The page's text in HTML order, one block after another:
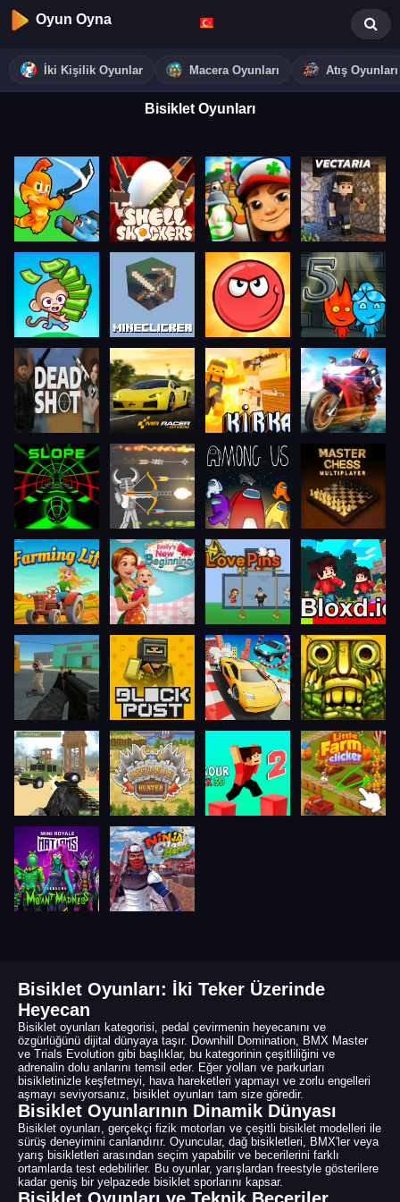
Oyun Oyna
İki Kişilik Oyunlar Macera Oyunları Atış Oyunları
Bisiklet Oyunları
Bisiklet Oyunları: İki Teker Üzerinde
Heyecan
Bisiklet oyunları kategorisi, pedal çevirmenin heyecanını ve
özgürlüğünü dijital dünyaya taşır. Downhill Domination, BMX Master
ve Trials Evolution gibi başlıklar, bu kategorinin çeşitliliğini ve
adrenalin dolu anlarını temsil eder. Eğer yolları ve parkurları
bisikletinizle keşfetmeyi, hava hareketleri yapmayı ve zorlu engelleri
aşmayı seviyorsanız, bisiklet oyunları tam size göredir.
Bisiklet Oyunlarının Dinamik Dünyası
Bisiklet oyunları, gerçekçi fizik motorları ve çeşitli bisiklet modelleri ile
sürüş deneyimini canlandırır. Oyuncular, dağ bisikletleri, BMX'ler veya
yarış bisikletleri arasından seçim yapabilir ve becerilerini farklı
ortamlarda test edebilirler. Bu oyunlar, yarışlardan freestyle gösterilere
kadar geniş bir yelpazede bisiklet sporlarını kapsar.